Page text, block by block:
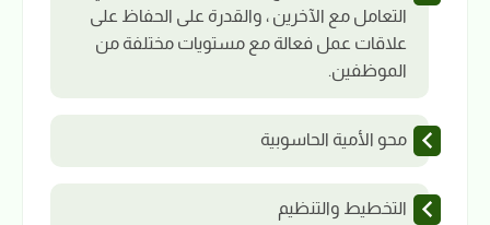
التعامل مع الآخرين ، والقدرة على الحفاظ على
علاقات عمل فعالة مع مستويات مختلفة من
الموظفين.
محو الأمية الحاسوبية
التخطيط والتنظيم